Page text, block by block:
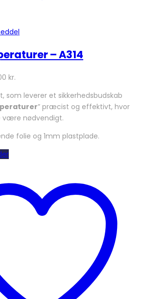
– A314
kr.
som leverer et sikkerhedsbudskab
” præcist og effektivt, hvor
nødvendigt.
folie og 1mm plastplade.
Dette
flere
varianter.
Mulighederne